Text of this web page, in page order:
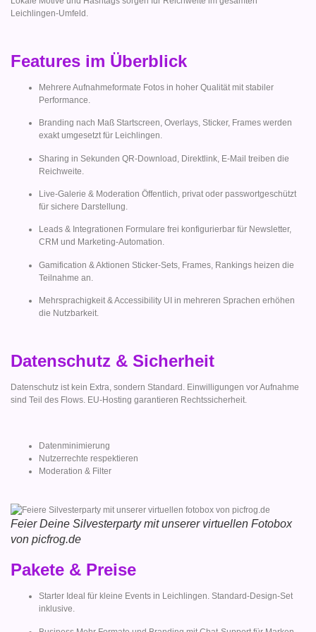
Leichlingen-Umfeld.
Features im Überblick
Mehrere Aufnahmeformate Fotos in hoher Qualität mit stabiler
Performance.
Branding nach Maß Startscreen, Overlays, Sticker, Frames werden
exakt umgesetzt für Leichlingen.
Sharing in Sekunden QR-Download, Direktlink, E-Mail treiben die
Reichweite.
Live-Galerie & Moderation Öffentlich, privat oder passwortgeschützt
für sichere Darstellung.
Leads & Integrationen Formulare frei konfigurierbar für Newsletter,
CRM und Marketing-Automation.
Gamification & Aktionen Sticker-Sets, Frames, Rankings heizen die
Teilnahme an.
Mehrsprachigkeit & Accessibility UI in mehreren Sprachen erhöhen
die Nutzbarkeit.
Datenschutz & Sicherheit
Datenschutz ist kein Extra, sondern Standard. Einwilligungen vor Aufnahme
sind Teil des Flows. EU-Hosting garantieren Rechtssicherheit.
Datenminimierung
Nutzerrechte respektieren
Moderation & Filter
Feier Deine Silvesterparty mit unserer virtuellen Fotobox
von picfrog.de
Pakete & Preise
Starter Ideal für kleine Events in Leichlingen. Standard-Design-Set
inklusive.